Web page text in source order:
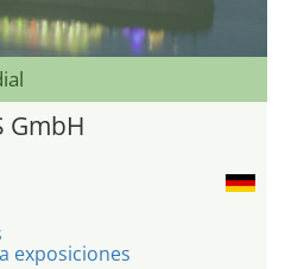
GmbH
exposiciones